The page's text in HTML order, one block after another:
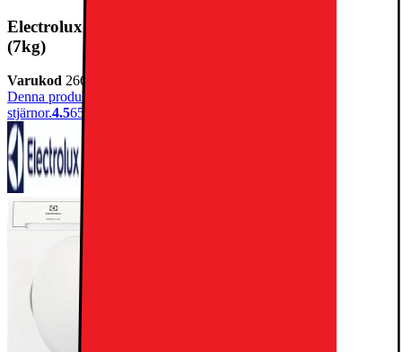
Electrolux Serie 200 Torktumlare EW2C327R1
(7kg)
Varukod 26684
Denna produkt har blivit bedömd som 4.5 av 5 möjliga
stjärnor.4.565